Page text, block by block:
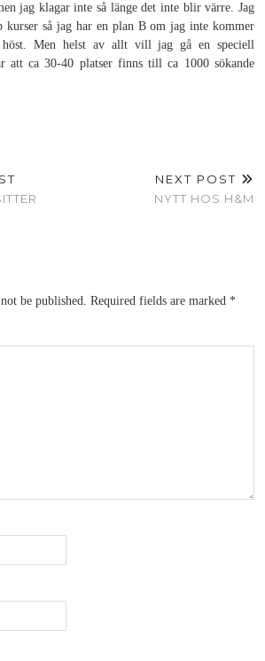
jag klagar inte så länge det inte blir värre. Jag
kurser så jag har en plan B om jag inte kommer
Men helst av allt vill jag gå en speciell
att ca 30-40 platser finns till ca 1000 sökande
NEXT POST
NYTT HOS H&M
be published. Required fields are marked *